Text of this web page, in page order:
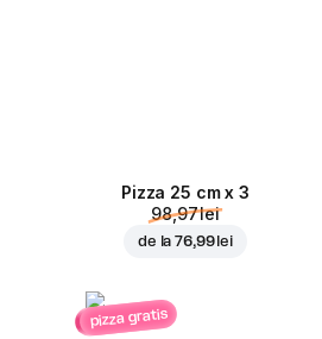
Pizza 25 cm x 3
98,97 lei
de la76,99 lei
pizza gratis